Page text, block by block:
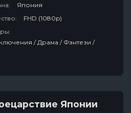
Япония
FHD (1080p)
/ Драма / Фэнтези /
Японии